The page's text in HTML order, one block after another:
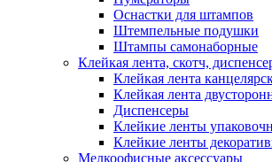
Оснастки для штампов
Штемпельные подушки
Штампы самонаборные
Клейкая лента, скотч,
Клейкая лента
Клейкая лента
Диспенсеры
Клейкие ленты
Клейкие ленты
Мелкоофисные аксессуары